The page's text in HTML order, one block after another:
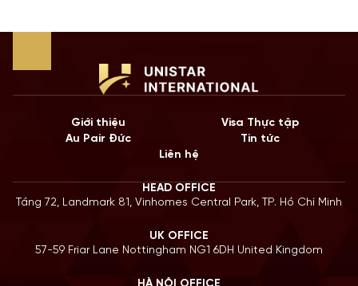
Giới thiệu
Visa Thực tập
Au Pair Đức
Tin tức
Liên hệ
HEAD OFFICE
Tầng 72, Landmark 81, Vinhomes Central Park, TP. Hồ Chí Minh
UK OFFICE
57-59 Friar Lane Nottingham NG1 6DH United Kingdom